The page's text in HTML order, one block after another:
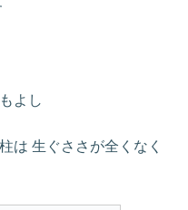
よし
は 生ぐささが全くなく